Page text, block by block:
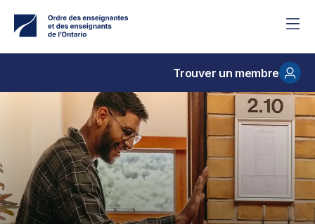
contenu
Trouver un membre